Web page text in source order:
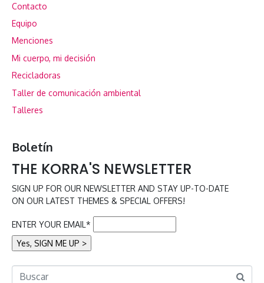
Contacto
Equipo
Menciones
Mi cuerpo, mi decisión
Recicladoras
Taller de comunicación ambiental
Talleres
Boletín
THE KORRA'S NEWSLETTER
SIGN UP FOR OUR NEWSLETTER AND STAY UP-TO-DATE
ON OUR LATEST THEMES & SPECIAL OFFERS!
ENTER YOUR EMAIL*